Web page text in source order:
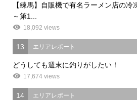
【練馬】自販機で有名ラーメン店の
～第1...
18,092 views
13 エリアレポート
どうしても週末に釣りがしたい！
17,674 views
14 エリアレポート